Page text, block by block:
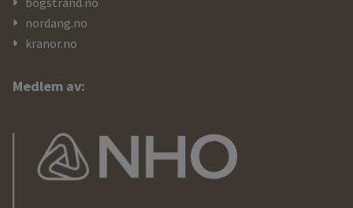
nordang.no
kranor.no
Medlem av: